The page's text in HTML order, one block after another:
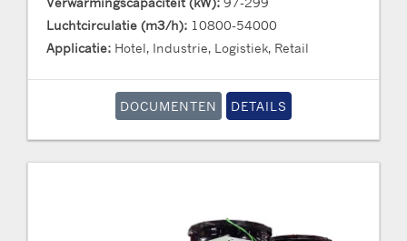
Luchtcirculatie (m3/h): 10800-54000
Applicatie: Hotel, Industrie, Logistiek, Retail
DOCUMENTEN DETAILS